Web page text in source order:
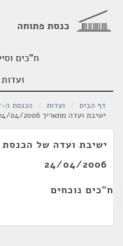
כנסת פתוחה
ח"כים
ועדות
דף הבית / ועדות / הכנסת ה-17
ישיבת ועדה מתאריך 24/04/2006
24/04/2006
ח"כים נוכחים